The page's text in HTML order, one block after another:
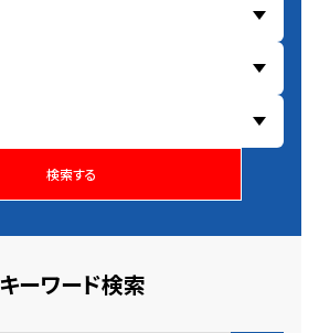
検索する
キーワード検索